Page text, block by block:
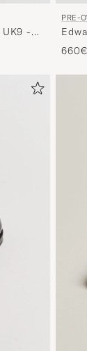
-
PRE-
Oak
660€